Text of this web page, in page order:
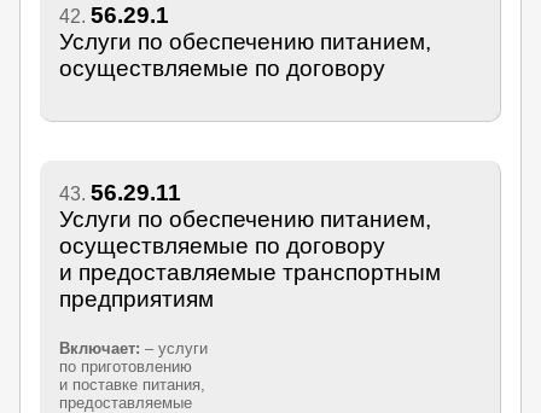
42. 56.29.1
Услуги по обеспечению питанием,
осуществляемые по договору
43. 56.29.11
Услуги по обеспечению питанием,
осуществляемые по договору
и предоставляемые транспортным
предприятиям
Включает: – услуги
по приготовлению
и поставке питания,
предоставляемые